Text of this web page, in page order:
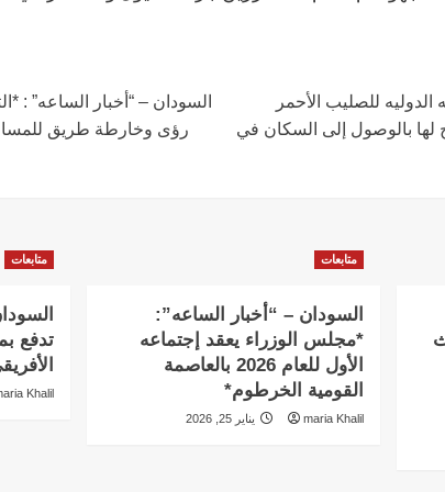
الدوليه للصليب الأحمر
لها بالوصول إلى السكان في
السودان – “أخبار الساعه” :
رؤى وخارطة طريق
متابعات
السودان – “أخبار الساعه”:
*مجلس الوزراء يعقد إجتماعه
الأول للعام 2026 بالعاصمة
القومية الخرطوم*
maria Khalil يناير 25, 2026
متابعات
تدفع
Khalil